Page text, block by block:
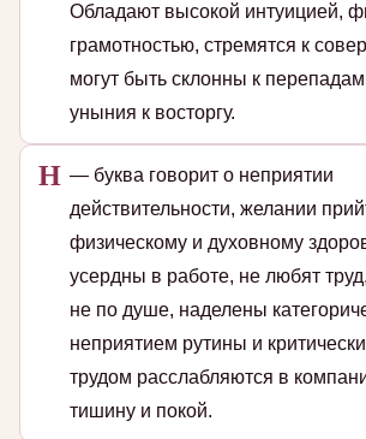
Обладают высокой интуицией,
грамотностью, стремятся к
могут быть склонны к
уныния к восторгу.
Н — буква говорит о неприятии
действительности, желании
физическому и духовному
усердны в работе, не любят
не по душе, наделены
неприятием рутины и
трудом расслабляются в
тишину и покой.